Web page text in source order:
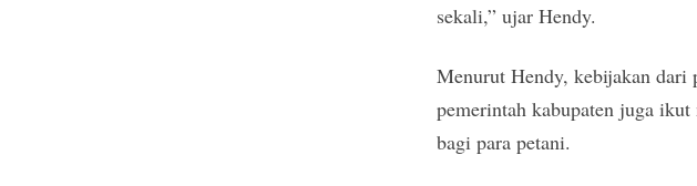
sekali,” ujar Hendy.
Menurut Hendy, kebijakan dari
pemerintah kabupaten juga
bagi para petani.